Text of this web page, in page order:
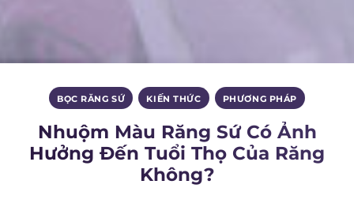
BỌC RĂNG SỨ , KIẾN THỨC , PHƯƠNG PHÁP
Nhuộm Màu Răng Sứ Có Ảnh
Hưởng Đến Tuổi Thọ Của Răng
Không?